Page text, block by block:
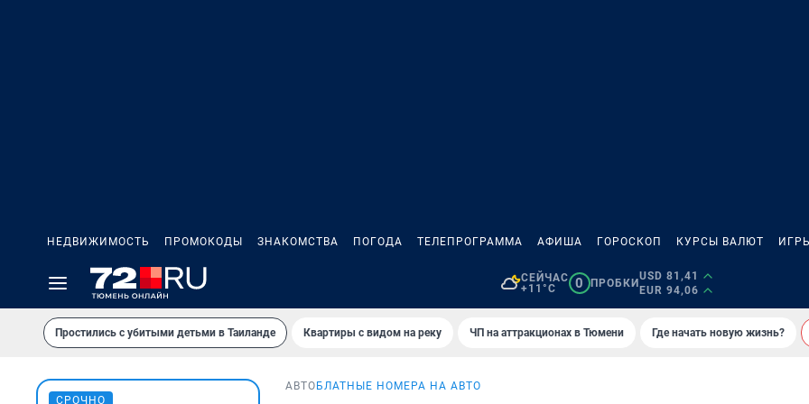
НЕДВИЖИМОСТЬ ПРОМОКОДЫ ЗНАКОМСТВА ПОГОДА ТЕЛЕПРОГРАММА АФИША ГОРОСКОП КУРСЫ ВАЛЮТ ИГРЫ
СЕЙЧАС
+11°C
0 ПРОБКИ
USD 81,41
EUR 94,06
Простились с убитыми детьми в Таиланде Квартиры с видом на реку ЧП на аттракционах в Тюмени Где начать новую жизнь?
СРОЧНО
АВТО БЛАТНЫЕ НОМЕРА НА АВТО